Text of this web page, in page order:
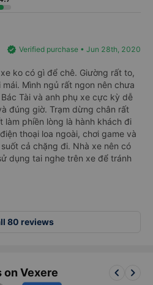
hệ đón.
Expresslà nhà xe có chất lượng
là cung điện di động, hệ
Express trang bị buồng giường
cabin được tách riêng biệt
nghe, nước uống, khăn lạnh,
trải nghiệm tốt nhất cho hành
xe luôn cam kết khởi hành đúng
tùy thuộc vào tình hình giao
đường xe chạy, bạn nên giữ điện
hệ, giờ đón chỉ là giờ dự kiến,
Nên để tránh trễ xe, bạn nên
chu đáo, tư vấn chuyên nghiệp
nhồi nhét khách. Với các chuyến
xe an toàn, không nhồi nhét
verified Verified purchase • Jun 28th, 2020
ko có gì để chê. Giường rất to,
Mình ngủ rất ngon nên chưa
Tài và anh phụ xe cực kỳ dễ
đúng giờ. Trạm dừng chân rất
làm phiền lòng là hành khách đi
thoại loa ngoài, chơi game và
cả chặng đi. Nhà xe nên có
dụng tai nghe trên xe để tránh
80 reviews
Vexere keyboard_arrow_left keyboard_arrow_right